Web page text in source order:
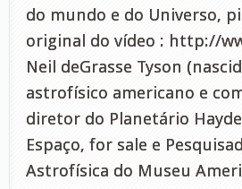
do mundo e do Universo,
original do vídeo : http://
Neil deGrasse Tyson
astrofísico americano e
diretor do Planetário
Espaço, for sale e
Astrofísica do Museu